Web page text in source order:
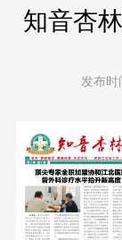
知音杏
发布